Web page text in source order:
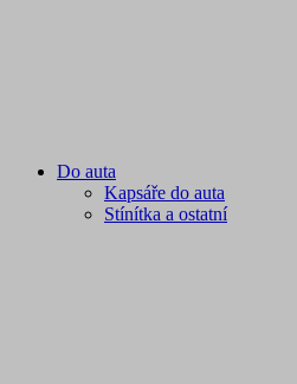
Do auta
Kapsáře do auta
Stínítka a ostatní